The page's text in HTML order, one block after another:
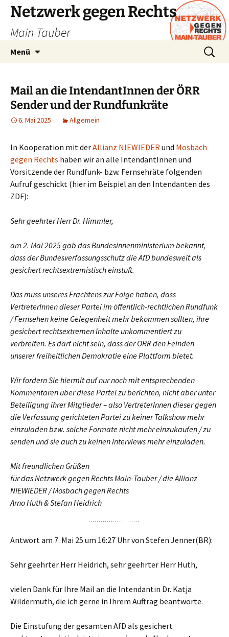
Zum
Inhalt
springen
Netzwerk gegen Rechts
Main Tauber
Menü
Suchen
nach:
Mail an die IntendantInnen der ÖRR
Sender und der Rundfunkräte
6. Mai 2025 Allgemein
In Kooperation mit derAllianz NIEWIEDERund Mosbach
gegen Rechts haben wir an alle IntendantInnen und
Vorsitzende der Rundfunk- bzw. Fernsehräte folgenden
Aufruf geschickt (hier im Beispiel an den Intendanten des
ZDF):
Sehr geehrter Herr Dr. Himmler,
am 2. Mai 2025 gab das Bundesinnenministerium bekannt,
dass der Bundesverfassungsschutz die AfD bundesweit als
gesichert rechtsextremistisch einstuft.
Das muss unseres Erachtens zur Folge haben, dass
VertreterInnen dieser Partei im öffentlich-rechtlichen Rundfunk
/ Fernsehen keine Gelegenheit mehr bekommen sollten, ihre
gesichert rechtsextremen Inhalte unkommentiert zu
verbreiten. Es darf nicht sein, dass der ÖRR den Feinden
unserer freiheitlichen Demokratie eine Plattform bietet.
Wir fordern Sie hiermit auf nur noch mit entsprechenden
Kommentaren über diese Partei zu berichten, nicht aber unter
Beteiligung ihrer Mitglieder – also VertreterInnen dieser gegen
die Verfassung gerichteten Partei zu keiner Talkshow mehr
einzuladen bzw. solche Formate nicht mehr einzukaufen / zu
senden und sie auch zu keinen Interviews mehr einzuladen.
Mit freundlichen Grüßen
für das Netzwerk gegen Rechts Main-Tauber / die Allianz
NIEWIEDER / Mosbach gegen Rechts
Arno Huth & Stefan Heidrich
Antwort am 7. Mai 25 um 16:27 Uhr von Stefen Jenner(BR):
Sehr geehrter Herr Heidrich, sehr geehrter Herr Huth,
vielen Dank für Ihre Mail an die Intendantin Dr. Katja
Wildermuth, die ich gerne in Ihrem Auftrag beantworte.
Die Einstufung der gesamten AfD als gesichert